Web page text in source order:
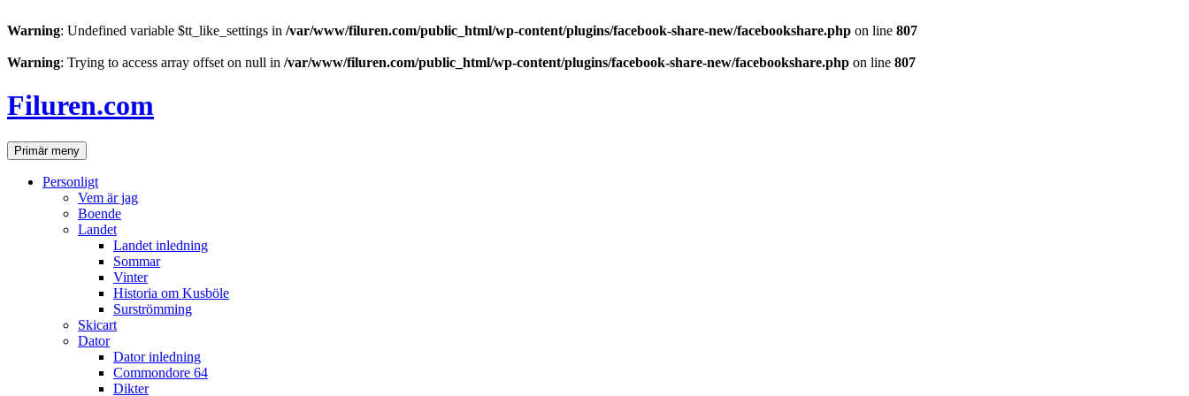
Warning: Undefined variable $tt_like_settings in /var/www/filuren.com/public_html/wp-content/plugins/facebook-share-new/facebookshare.php on line 807
Warning: Trying to access array offset on null in /var/www/filuren.com/public_html/wp-content/plugins/facebook-share-new/facebookshare.php on line 807
till
innehåll
Filuren.com
SökPrimär meny
Personligt
Vem är jag
Boende
Landet
Landet inledning
Sommar
Vinter
Historia om Kusböle
Surströmming
Skicart
Dator
Dator inledning
Commondore 64
Dikter